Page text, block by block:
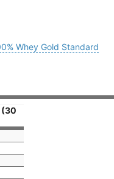
Whey Gold Standard
(30